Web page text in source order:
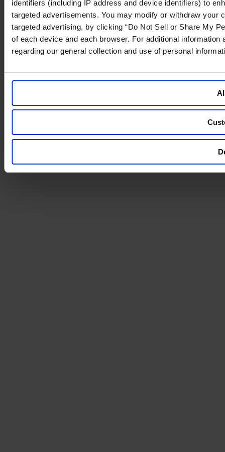
identifiers (including IP address and device identifiers) to
targeted advertisements. You may modify or withdraw your
targeted advertising, by clicking “Do Not Sell or Share My
of each device and each browser. For additional
regarding our general collection and use of personal